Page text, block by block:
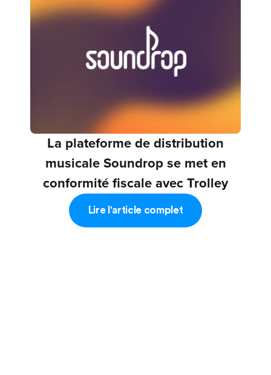
La plateforme de distribution
musicale Soundrop se met en
conformité fiscale avec Trolley
Lire l'article complet